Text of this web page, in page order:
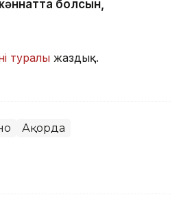
болсын,
туралы жаздық.
Ақорда